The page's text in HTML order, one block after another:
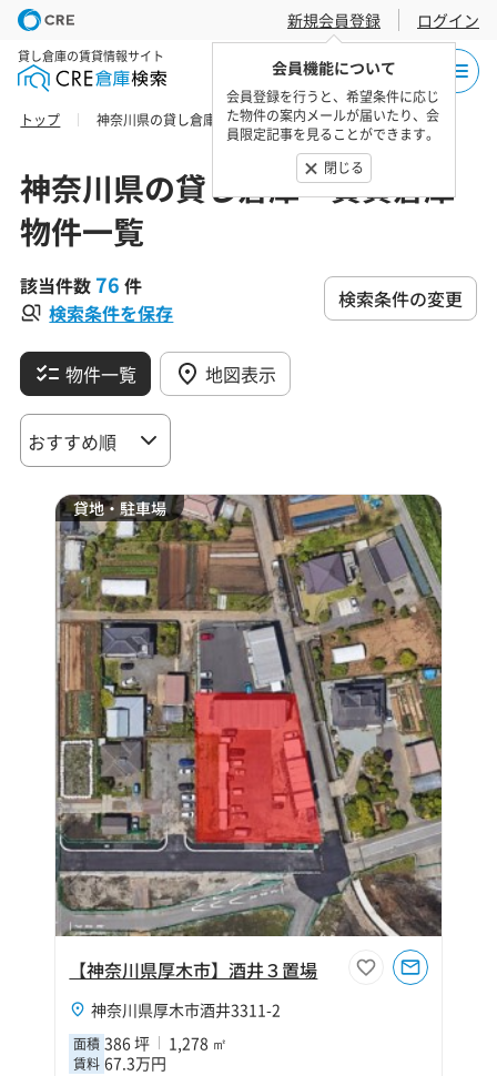
新規会員登録
会員機能について
会員登録を行うと、希望条件に応じ
た物件の案内メールが届いたり、会
員限定記事を見ることができます。
閉じる
ログイン
貸し倉庫の賃貸情報サイト
トップ 神奈川県の貸し倉庫・賃貸倉庫 物件一覧
神奈川県の貸し倉庫・賃貸倉庫
物件一覧
該当件数 76 件
検索条件を保存
検索条件の変更
物件一覧 地図表示
貸地・駐車場
【神奈川県厚木市】酒井３置場
神奈川県厚木市酒井3311-2
面積 386 坪 1,278 ㎡
賃料 67.3万円